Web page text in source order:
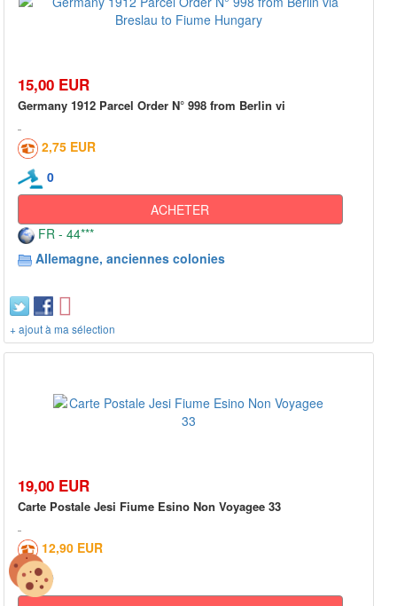
15,00 EUR
Germany 1912 Parcel Order N° 998 from Berlin vi
2,75 EUR
0
ACHETER
FR - 44***
Allemagne, anciennes colonies
+ ajout à ma sélection
19,00 EUR
Carte Postale Jesi Fiume Esino Non Voyagee 33
12,90 EUR
0